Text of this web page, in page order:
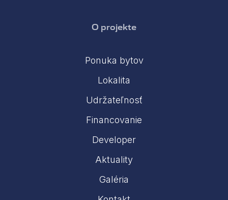
O projekte
Ponuka bytov
Lokalita
Udržateľnosť
Financovanie
Developer
Aktuality
Galéria